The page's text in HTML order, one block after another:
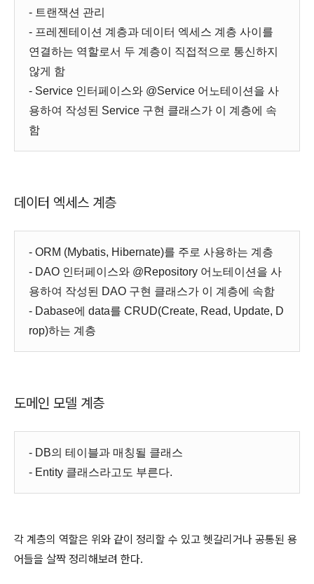
- 트랜잭션 관리
- 프레젠테이션 계층과 데이터 엑세스 계층 사이를
연결하는 역할로서 두 계층이 직접적으로 통신하지
않게 함
- Service 인터페이스와 @Service 어노테이션을 사
용하여 작성된 Service 구현 클래스가 이 계층에 속
함
데이터 엑세스 계층
- ORM (Mybatis, Hibernate)를 주로 사용하는 계층
- DAO 인터페이스와 @Repository 어노테이션을 사
용하여 작성된 DAO 구현 클래스가 이 계층에 속함
- Dabase에 data를 CRUD(Create, Read, Update, D
rop)하는 계층
도메인 모델 계층
- DB의 테이블과 매칭될 클래스
- Entity 클래스라고도 부른다.
각 계층의 역할은 위와 같이 정리할 수 있고 헷갈리거나 공통된 용
어들을 살짝 정리해보려 한다.